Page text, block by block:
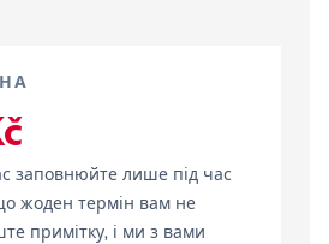
заповнюйте лише під час
жоден термін вам не
примітку, і ми з вами